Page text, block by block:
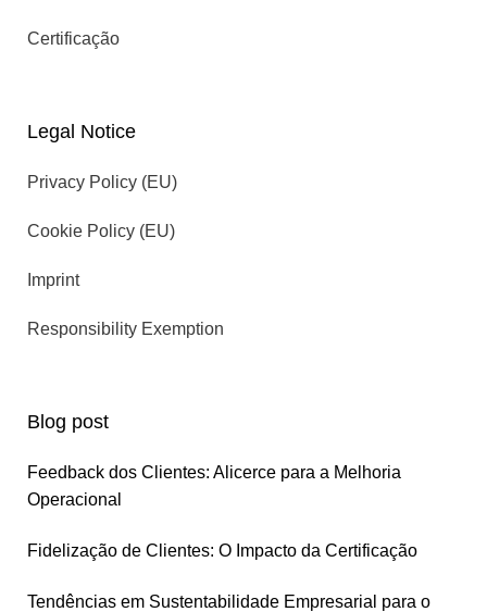
Certificação
Legal Notice
Privacy Policy (EU)
Cookie Policy (EU)
Imprint
Responsibility Exemption
Blog post
Feedback dos Clientes: Alicerce para a Melhoria
Operacional
Fidelização de Clientes: O Impacto da Certificação
Tendências em Sustentabilidade Empresarial para o